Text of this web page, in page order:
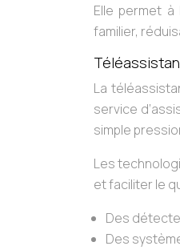
Elle permet
familier,
La
service
simple
Les
et faciliter le
Des
Des